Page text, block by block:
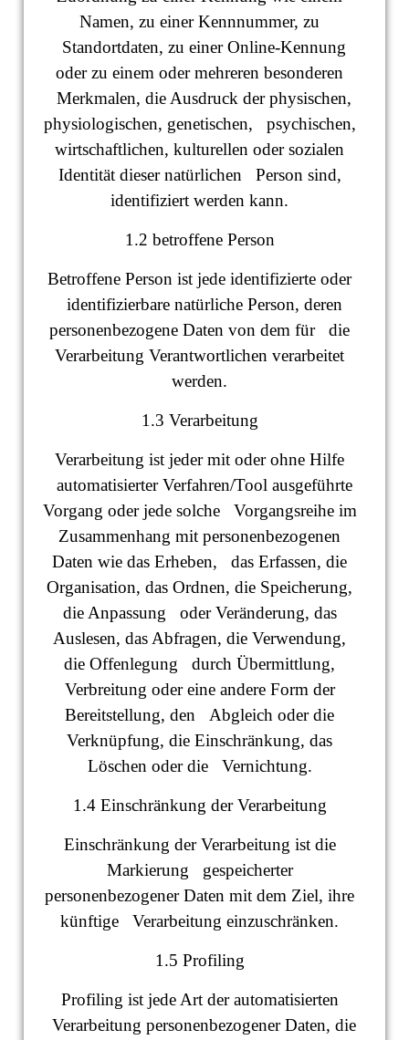
Namen, zu einer Kennnummer, zu
Standortdaten, zu einer Online-Kennung
oder zu einem oder mehreren besonderen
Merkmalen, die Ausdruck der physischen,
physiologischen, genetischen, psychischen,
wirtschaftlichen, kulturellen oder sozialen
Identität dieser natürlichen Person sind,
identifiziert werden kann.
1.2 betroffene Person
Betroffene Person ist jede identifizierte oder
identifizierbare natürliche Person, deren
personenbezogene Daten von dem für die
Verarbeitung Verantwortlichen verarbeitet
werden.
1.3 Verarbeitung
Verarbeitung ist jeder mit oder ohne Hilfe
automatisierter Verfahren/Tool ausgeführte
Vorgang oder jede solche Vorgangsreihe im
Zusammenhang mit personenbezogenen
Daten wie das Erheben, das Erfassen, die
Organisation, das Ordnen, die Speicherung,
die Anpassung oder Veränderung, das
Auslesen, das Abfragen, die Verwendung,
die Offenlegung durch Übermittlung,
Verbreitung oder eine andere Form der
Bereitstellung, den Abgleich oder die
Verknüpfung, die Einschränkung, das
Löschen oder die Vernichtung.
1.4 Einschränkung der Verarbeitung
Einschränkung der Verarbeitung ist die
Markierung gespeicherter
personenbezogener Daten mit dem Ziel, ihre
künftige Verarbeitung einzuschränken.
1.5 Profiling
Profiling ist jede Art der automatisierten
Verarbeitung personenbezogener Daten, die